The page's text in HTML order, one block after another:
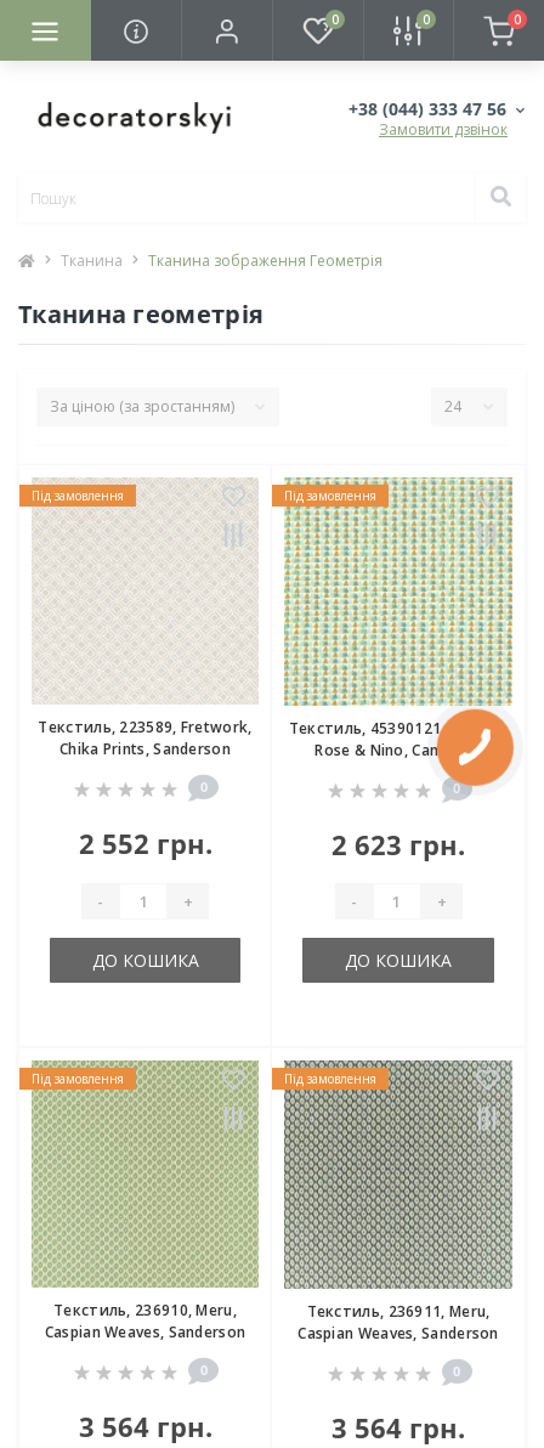
0 0 0
+38 (044) 333 47 56
Замовити дзвінок
Тканина Тканина зображення Геометрія
Тканина геометрія
Під замовлення
Текстиль, 223589, Fretwork,
Chika Prints, Sanderson
0
2 552 грн.
- +
ДО КОШИКА
Під замовлення
Текстиль, 45390121, Farceur,
Rose & Nino, Camengo
0
2 623 грн.
- +
ДО КОШИКА
Під замовлення
Текстиль, 236910, Meru,
Caspian Weaves, Sanderson
0
3 564 грн.
Під замовлення
Текстиль, 236911, Meru,
Caspian Weaves, Sanderson
0
3 564 грн.